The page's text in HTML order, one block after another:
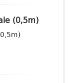
(0,5m)